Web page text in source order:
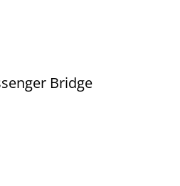
Bridge